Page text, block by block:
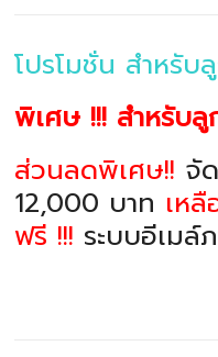
โปรโมชั่น สำหรับ
พิเศษ !!! สำหรับลู
ส่วนลดพิเศษ!! จั
12,000 บาท เห
ฟรี !!! ระบบอีเมล์